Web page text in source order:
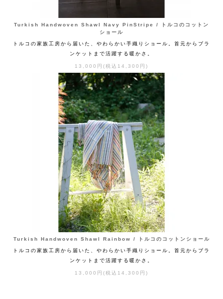
Turkish Handwoven Shawl Navy PinStripe / トルコのコットン
ショール
トルコの家族工房から届いた、やわらかい手織りショール。首元からブラ
ンケットまで活躍する暖かさ。
13,000円(税込14,300円)
Turkish Handwoven Shawl Rainbow / トルコのコットンショール
トルコの家族工房から届いた、やわらかい手織りショール。首元からブラ
ンケットまで活躍する暖かさ。
13,000円(税込14,300円)